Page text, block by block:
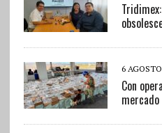
6
Con